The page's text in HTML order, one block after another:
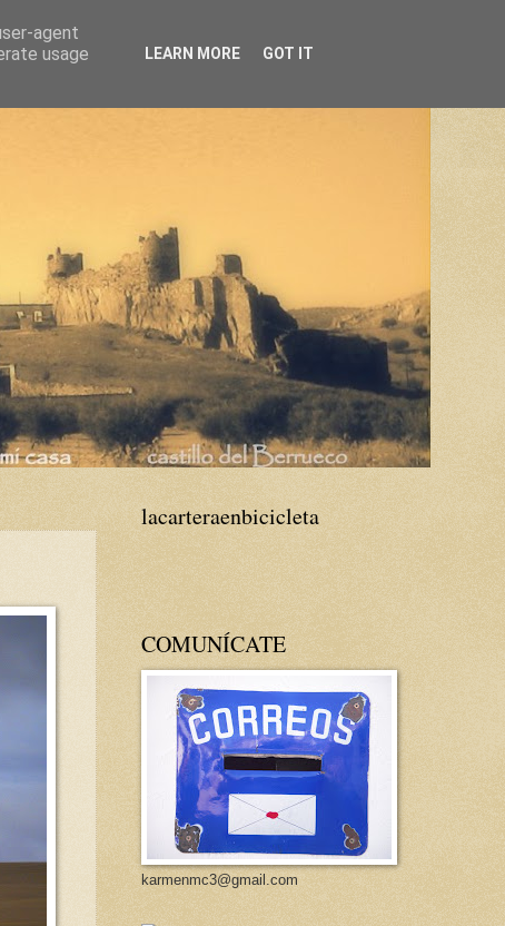
lacarteraenbicicleta
COMUNÍCATE
karmenmc3@gmail.com
agent
usage
LEARN MORE GOT IT